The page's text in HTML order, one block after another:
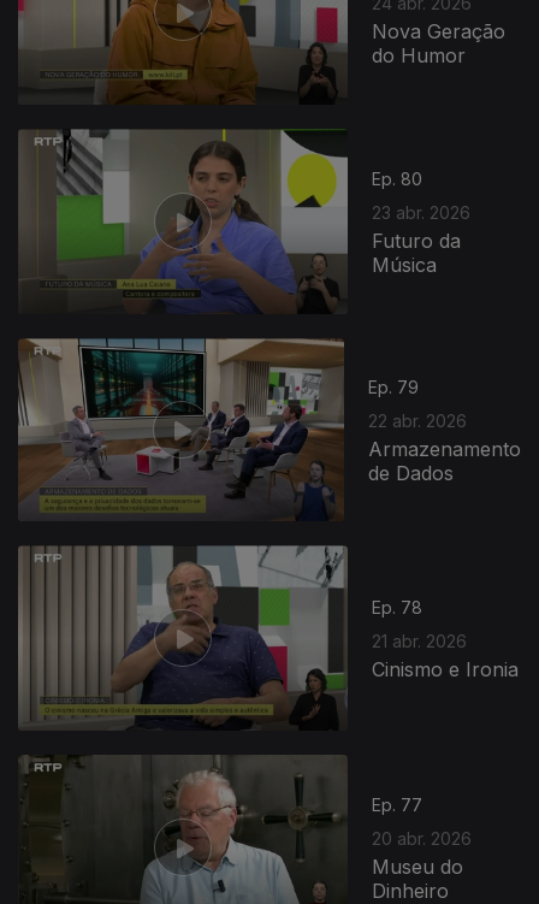
Nova Geração
do Humor
Ep. 80
23 abr. 2026
Futuro da
Música
Ep. 79
22 abr. 2026
Armazenamento
de Dados
923969
Ep. 78
21 abr. 2026
Cinismo e Ironia
Ep. 77
20 abr. 2026
Museu do
Dinheiro